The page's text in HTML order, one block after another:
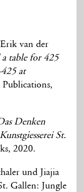
van der
table for 425
at
Denken
St.
2020.
und Jiajia
Gallen: Jungle